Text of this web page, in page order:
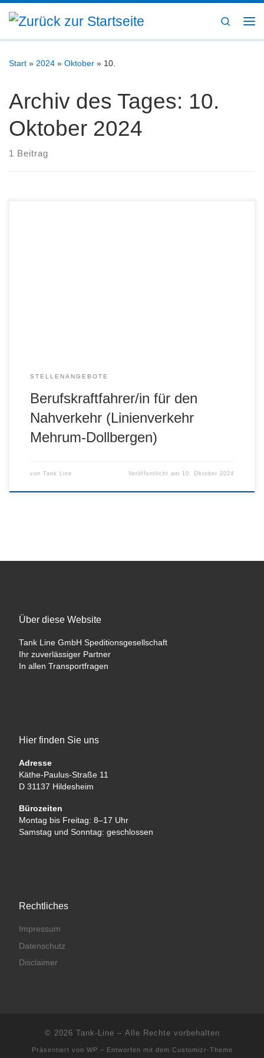
Zum Inhalt springen
Search
Start » 2024 » Oktober » 10.
Archiv des Tages: 10.
Oktober 2024
1 Beitrag
STELLENANGEBOTE
Berufskraftfahrer/in für den
Nahverkehr (Linienverkehr
Mehrum-Dollbergen)
von Tank Line Veröffentlicht am 10. Oktober 2024
Über diese Website
Tank Line GmbH Speditionsgesellschaft
Ihr zuverlässiger Partner
In allen Transportfragen
Hier finden Sie uns
Adresse
Käthe-Paulus-Straße 11
D 31137 Hildesheim
Bürozeiten
Montag bis Freitag: 8–17 Uhr
Samstag und Sonntag: geschlossen
Rechtliches
Impressum
Datenschutz
Disclaimer
© 2026 Tank-Line – Alle Rechte vorbehalten
Präsentiert von WP – Entworfen mit dem Customizr-Theme